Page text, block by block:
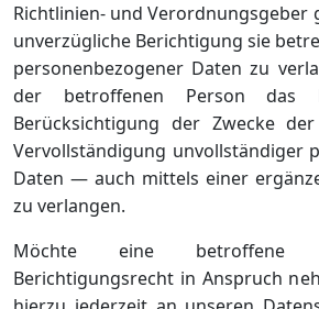
Richtlinien- und Verordnungsgeber
unverzügliche Berichtigung sie
personenbezogener Daten zu
der betroffenen Person das
Berücksichtigung der Zwecke
Vervollständigung unvollständiger
Daten — auch mittels einer
zu verlangen.
Möchte eine betroffene
Berichtigungsrecht in Anspruch